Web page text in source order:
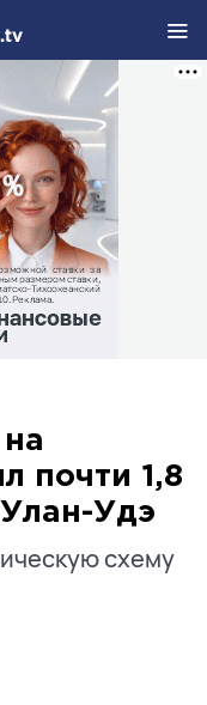
почти 1,8
Удэ
схему